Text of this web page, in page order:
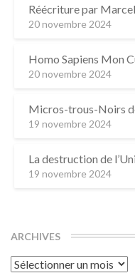
Réécriture par
20 novembre 2024
Homo Sapiens Mon
20 novembre 2024
Micros-trous-Noirs
19 novembre 2024
La destruction de
19 novembre 2024
ARCHIVES
Archives